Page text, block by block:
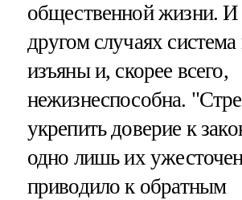
общественной жизни. И
другом случаях
изъяны и, скорее всего,
нежизнеспособна.
укрепить доверие к
одно лишь их
приводило к обратным